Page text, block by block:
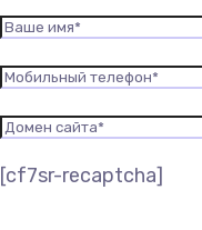
[cf7sr-recaptcha]